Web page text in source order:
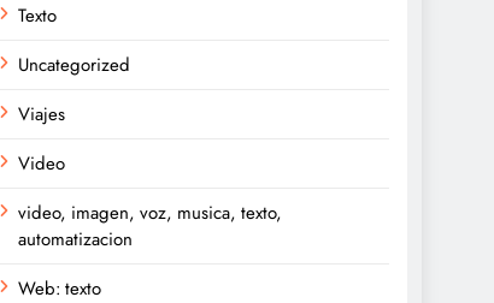
Texto
Uncategorized
Viajes
Video
video, imagen, voz, musica, texto,
automatizacion
Web: texto